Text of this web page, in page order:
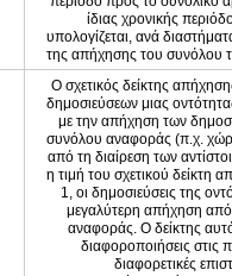
ίδιας χρονικής
υπολογίζεται, ανά
της απήχησης του συνόλου
Ο σχετικός δείκτης
δημοσιεύσεων μιας
με την απήχηση των
συνόλου αναφοράς (π.χ.
από τη διαίρεση των
η τιμή του σχετικού δείκτη
1, οι δημοσιεύσεις της
μεγαλύτερη απήχηση
αναφοράς. Ο δείκτης
διαφοροποιήσεις στις
διαφορετικές